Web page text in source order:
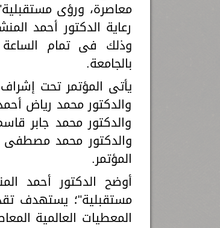
رعاية الدكتور أحمد
وذلك فى تمام الساعة
بالجامعة.
يأتى المؤتمر تحت
والدكتور محمد رياض
والدكتور محمد جابر
والدكتور محمد مصطفى
المؤتمر.
أوضح الدكتور أحمد
مستقبلية"؛ يستهدف
المعطيات العالمية